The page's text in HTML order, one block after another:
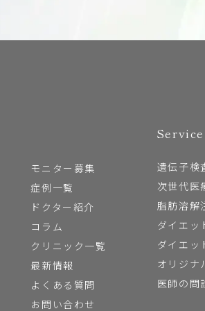
モニター募集
症例一覧
ドクター紹介
コラム
クリニック一覧
最新情報
よくある質問
お問い合わせ
遺伝子検
次世代医
脂肪溶解
ダイエッ
ダイエッ
オリジナ
医師の問